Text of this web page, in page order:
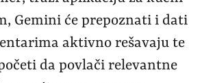
Gemini će prepoznati i dati
aktivno rešavaju te
da povlači relevantne